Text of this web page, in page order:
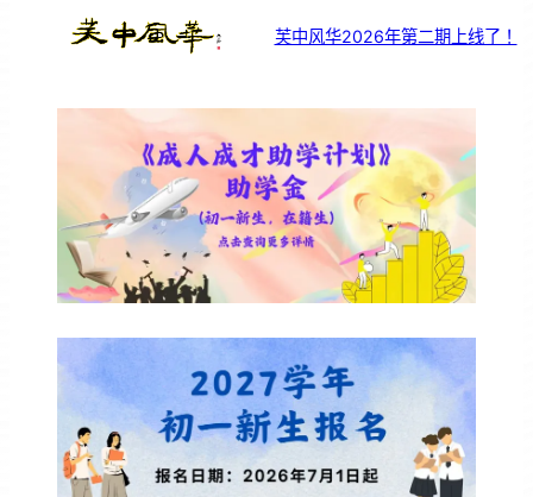
芙中风华2026年第二期上线了！